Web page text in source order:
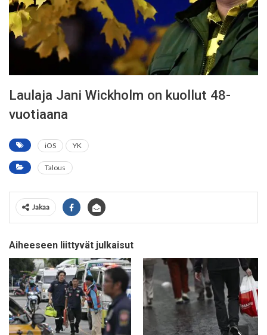
Laulaja Jani Wickholm on kuollut 48-
vuotiaana
iOS YK
Talous
Jakaa
Aiheeseen liittyvät julkaisut